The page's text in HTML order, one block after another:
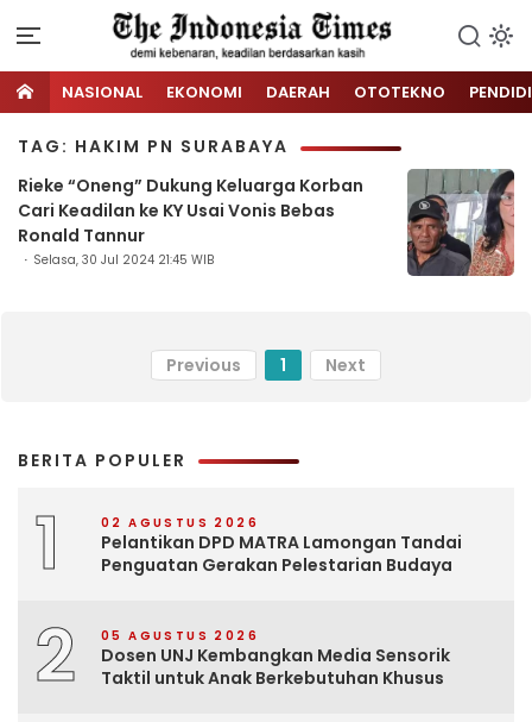
NASIONAL EKONOMI DAERAH OTOTEKNO
TAG: HAKIM PN SURABAYA
Rieke “Oneng” Dukung Keluarga Korban
Cari Keadilan ke KY Usai Vonis Bebas
Ronald Tannur
Selasa, 30 Jul 2024 21:45 WIB
Previous 1 Next
BERITA POPULER
1 02 AGUSTUS 2026
Pelantikan DPD MATRA Lamongan Tandai
Penguatan Gerakan Pelestarian Budaya
2 05 AGUSTUS 2026
Dosen UNJ Kembangkan Media Sensorik
Taktil untuk Anak Berkebutuhan Khusus